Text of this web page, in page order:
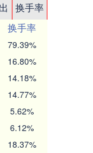
换手率
换手率
79.39%
16.80%
14.18%
14.77%
5.62%
6.12%
18.37%